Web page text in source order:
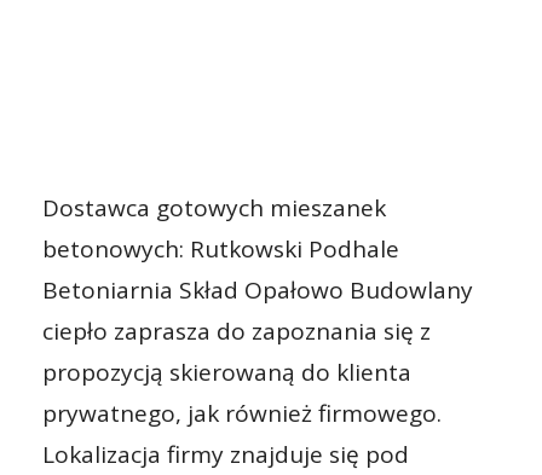
Dostawca gotowych mieszanek
betonowych: Rutkowski Podhale
Betoniarnia Skład Opałowo Budowlany
ciepło zaprasza do zapoznania się z
propozycją skierowaną do klienta
prywatnego, jak również firmowego.
Lokalizacja firmy znajduje się pod